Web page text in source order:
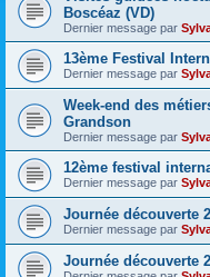
Boscéaz (VD)
Dernier message par
13ème Festival
Dernier message par
Week-end des
Grandson
Dernier message par
12ème festival
Dernier message par
Journée découverte
Dernier message par
Journée découverte